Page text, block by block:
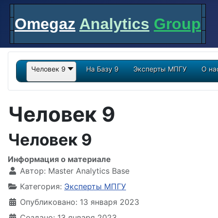
Omegaz Analytics Group
Человек 9 На Базу 9 Эксперты МПГУ О
Человек 9
Человек 9
Информация о материале
Автор: Master Analytics Base
Категория: Эксперты МПГУ
Опубликовано: 13 января 2023